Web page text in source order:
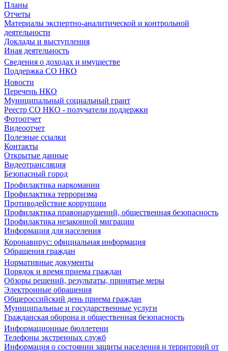
Планы
Отчеты
Материалы экспертно-аналитической и контрольной
деятельности
Доклады и выступления
Иная деятельность
Сведения о доходах и имуществе
Поддержка СО НКО
Новости
Перечень НКО
Муниципальный социальный грант
Реестр СО НКО - получатели поддержки
Фотоотчет
Видеоотчет
Полезные ссылки
Контакты
Открытые данные
Видеотрансляция
Безопасный город
Профилактика наркомании
Профилактика терроризма
Противодействие коррупции
Профилактика правонарушений, общественная безопасность
Профилактика незаконной миграции
Информация для населения
Коронавирус: официальная информация
Обращения граждан
Нормативные документы
Порядок и время приема граждан
Обзоры решений, результаты, принятые меры
Электронные обращения
Общероссийский день приема граждан
Муниципальные и государственные услуги
Гражданская оборона и общественная безопасность
Информационные бюллетени
Телефоны экстренных служб
Информация о состоянии защиты населения и территорий от